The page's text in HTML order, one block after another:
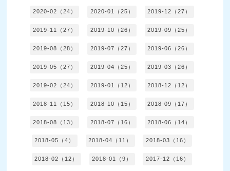
2020-02（24） 2020-01（25） 2019-12（27）
2019-11（27） 2019-10（26） 2019-09（25）
2019-08（28） 2019-07（27） 2019-06（26）
2019-05（27） 2019-04（25） 2019-03（26）
2019-02（24） 2019-01（12） 2018-12（12）
2018-11（15） 2018-10（15） 2018-09（17）
2018-08（13） 2018-07（16） 2018-06（14）
2018-05（4） 2018-04（11） 2018-03（16）
2018-02（12） 2018-01（9） 2017-12（16）